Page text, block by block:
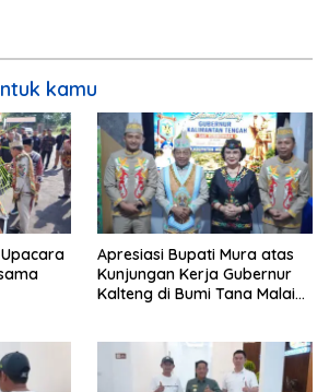
kamu
Apresiasi Bupati Mura atas
Kunjungan Kerja Gubernur
Kalteng di Bumi Tana Malai